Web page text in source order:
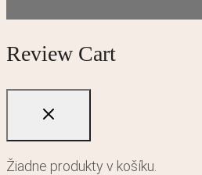
Review Cart
Žiadne produkty v košíku.